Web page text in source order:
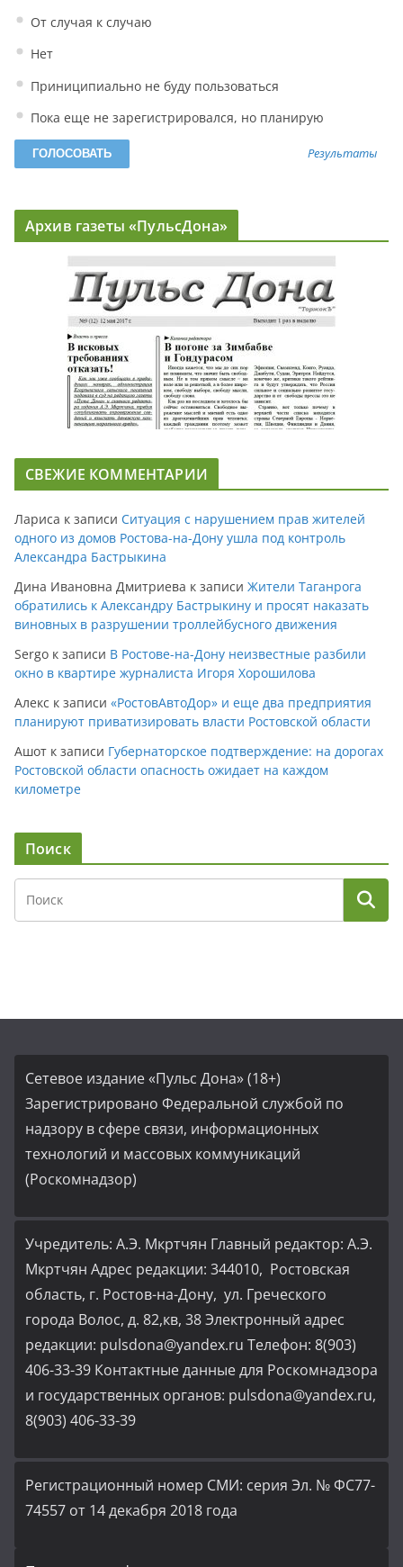
От случая к случаю
Нет
Приниципиально не буду пользоваться
Пока еще не зарегистрировался, но планирую
Результаты
Архив газеты «ПульсДона»
СВЕЖИЕ КОММЕНТАРИИ
Лариса к записи Ситуация с нарушением прав жителей
одного из домов Ростова-на-Дону ушла под контроль
Александра Бастрыкина
Дина Ивановна Дмитриева к записи Жители Таганрога
обратились к Александру Бастрыкину и просят наказать
виновных в разрушении троллейбусного движения
Sergo к записи В Ростове-на-Дону неизвестные разбили
окно в квартире журналиста Игоря Хорошилова
Алекс к записи «РостовАвтоДор» и еще два предприятия
планируют приватизировать власти Ростовской области
Ашот к записи Губернаторское подтверждение: на дорогах
Ростовской области опасность ожидает на каждом
километре
Поиск
Сетевое издание «Пульс Дона» (18+)
Зарегистрировано Федеральной службой по
надзору в сфере связи, информационных
технологий и массовых коммуникаций
(Роскомнадзор)
Учредитель: А.Э. Мкртчян Главный редактор: А.Э.
Мкртчян Адрес редакции: 344010, Ростовская
область, г. Ростов-на-Дону, ул. Греческого
города Волос, д. 82,кв, 38 Электронный адрес
редакции: pulsdona@yandex.ru Телефон: 8(903)
406-33-39 Контактные данные для Роскомнадзора
и государственных органов: pulsdona@yandex.ru,
8(903) 406-33-39
Регистрационный номер СМИ: серия Эл. № ФС77-
74557 от 14 декабря 2018 года